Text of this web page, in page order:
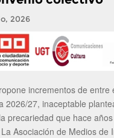
2026
incrementos de entre
2026/27, inaceptable
precariedad que hace
Asociación de Medios de